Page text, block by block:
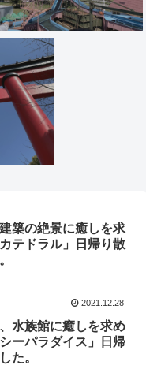
築の絶景に癒しを求
テドラル」日帰り散
2021.12.28
水族館に癒しを求め
ーパラダイス」日帰
た。